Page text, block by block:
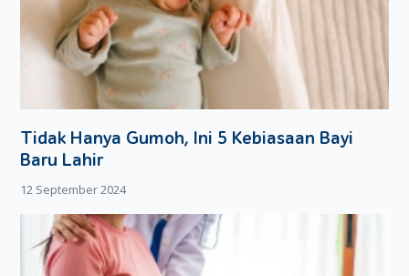
Tidak Hanya Gumoh, Ini 5 Kebiasaan Bayi
Baru Lahir
12 September 2024